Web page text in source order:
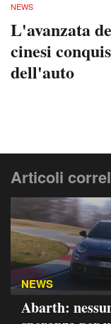
NEWS
L'avanzata
cinesi
dell'auto
Articoli
NEWS
Abarth: